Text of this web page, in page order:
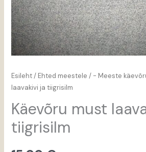
Esileht/ Ehted meestele / - Meeste
laavakivi ja tiigrisilm
Käevõru must
tiigrisilm